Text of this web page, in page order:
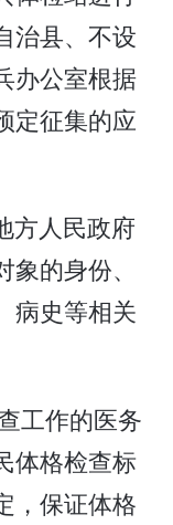
治县、不设
办公室根据
定征集的应
方人民政府
的身份、
病史等相关
工作的医务
体格检查标
，保证体格